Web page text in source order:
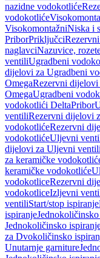
nazidne vodokotliće
vodokotliće
VisokomontažniNiska i
PriborPriključci
naglavciNazuvice,
ventiliUgradbeni
dijelovi za Ugradbeni
OmegaRezervni
OmegaUgradbeni
vodokotlići DeltaPribor
ventiliRezervni dijelovi
vodokotlićeRezervni
vodokotlićeUljevni
dijelovi za Uljevni
za keramičke
keramičke vodokotliće
vodokotliceRezervni
vodokotliceIzljevni
ventiliStart/stop ispiranje
ispiranje
Jednokoličinsko
za Dvokoličinsko
Unutarnje garniture